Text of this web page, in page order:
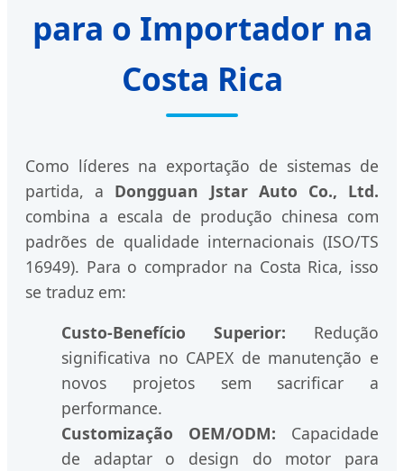
para o Importador na
Costa Rica
Como líderes na exportação de sistemas de
partida, a Dongguan Jstar Auto Co., Ltd.
combina a escala de produção chinesa com
padrões de qualidade internacionais (ISO/TS
16949). Para o comprador na Costa Rica, isso
se traduz em:
Custo-Benefício Superior: Redução
significativa no CAPEX de manutenção e
novos projetos sem sacrificar a
performance.
Customização OEM/ODM: Capacidade
de adaptar o design do motor para